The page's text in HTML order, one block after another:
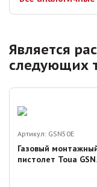
Является
следующих
Артикул: GSN50E
Газовый
пистолет Toua